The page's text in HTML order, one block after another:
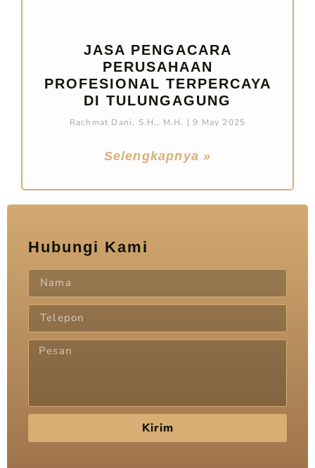
JASA PENGACARA
PERUSAHAAN
PROFESIONAL TERPERCAYA
DI TULUNGAGUNG
Rachmat Dani, S.H., M.H. 9 May 2025
Selengkapnya »
Hubungi Kami
Kirim